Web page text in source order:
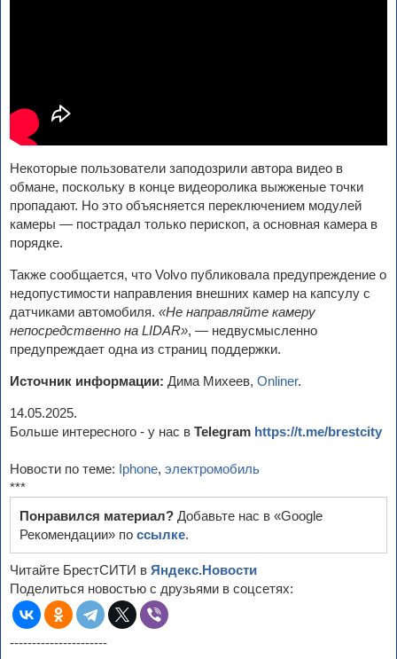
Некоторые пользователи заподозрили автора видео в
обмане, поскольку в конце видеоролика выжженые точки
пропадают. Но это объясняется переключением модулей
камеры — пострадал только перископ, а основная камера в
порядке.
Также сообщается, что Volvo публиковала предупреждение о
недопустимости направления внешних камер на капсулу с
датчиками автомобиля. «Не направляйте камеру
непосредственно на LIDAR», — недвусмысленно
предупреждает одна из страниц поддержки.
Источник информации: Дима Михеев, Onliner.
14.05.2025.
Больше интересного - у нас в Telegram https://t.me/brestcity
Новости по теме: Iphone, электромобиль
***
Понравился материал? Добавьте нас в «Google
Рекомендации» по ссылке.
Читайте БрестСИТИ в Яндекс.Новости
Поделиться новостью с друзьями в соцсетях:
----------------------